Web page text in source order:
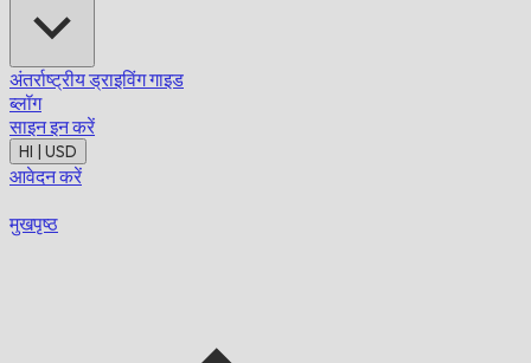
अंतर्राष्ट्रीय ड्राइविंग गाइड
ब्लॉग
साइन इन करें
HI | USD
आवेदन करें
मुखपृष्ठ